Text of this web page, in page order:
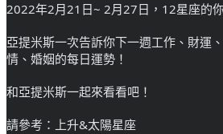
2022年2月21日~ 2月27日，12星座的
亞提米斯一次告訴你下一週工作、財運
情、婚姻的每日運勢！
和亞提米斯一起來看看吧！
請參考：上升&太陽星座